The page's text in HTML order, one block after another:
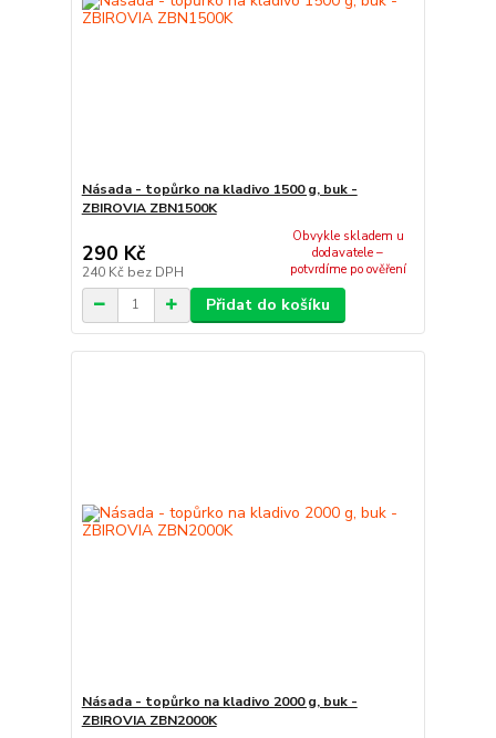
Násada - topůrko na kladivo 1500 g, buk -
ZBIROVIA ZBN1500K
290 Kč
240 Kč bez DPH
Obvykle skladem u
dodavatele –
potvrdíme po ověření
Přidat do košíku
Násada - topůrko na kladivo 2000 g, buk -
ZBIROVIA ZBN2000K